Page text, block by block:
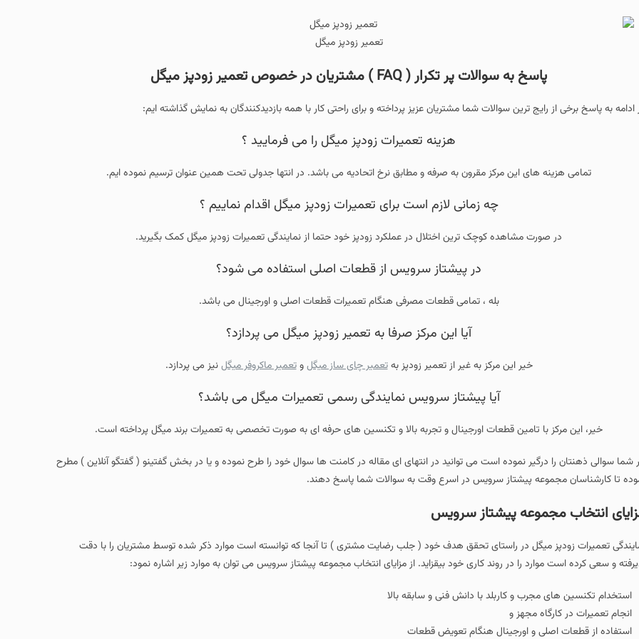
تعمیر زودپز میگل
پاسخ به سوالات پر تکرار ( FAQ ) مشتریان در خصوص تعمیر زودپز میگل
ادامه به پاسخ برخی از رایج ترین سوالات شما مشتریان عزیز پرداخته و برای راحتی کار با همه بازدیدکنندگان به نمایش گذاشته ایم:
هزینه تعمیرات زودپز میگل را می فرمایید ؟
تمامی هزینه های این مرکز مقرون به صرفه و مطابق نرخ اتحادیه می باشد. در انتها جدولی تحت همین عنوان ترسیم نموده ایم.
چه زمانی لازم است برای تعمیرات زودپز میگل اقدام نماییم ؟
در صورت مشاهده کوچک ترین اختلال در عملکرد زودپز خود حتما از نمایندگی تعمیرات زودپز میگل کمک بگیرید.
در پیشتاز سرویس از قطعات اصلی استفاده می شود؟
بله ، تمامی قطعات مصرفی هنگام تعمیرات قطعات اصلی و اورجینال می باشد.
آیا این مرکز صرفا به تعمیر زودپز میگل می پردازد؟
خیر این مرکز به غیر از تعمیر زودپز بهتعمیر چای ساز میگلوتعمیر ماکروفر میگلنیز می پردازد.
آیا پیشتاز سرویس نمایندگی رسمی تعمیرات میگل می باشد؟
خیر، این مرکز با تامین قطعات اورجینال و تجربه بالا و تکنسین های حرفه ای به صورت تخصصی به تعمیرات برند میگل پرداخته است.
شما سوالی ذهنتان را درگیر نموده است می توانید در انتهای ای مقاله در کامنت ها سوال خود را طرح نموده و یا در بخش گفتینو ( گفتگو آنلاین ) مطرح
تا کارشناسان مجموعه پیشتاز سرویس در اسرع وقت به سوالات شما پاسخ دهند.
انتخاب مجموعه پیشتاز سرویس
تعمیرات زودپز میگل در راستای تحقق هدف خود ( جلب رضایت مشتری ) تا آنجا که توانسته است موارد ذکر شده توسط مشتریان را با دقت
و سعی کرده است موارد را در روند کاری خود بیقزاید. از مزایای انتخاب مجموعه پیشتاز سرویس می توان به موارد زیر اشاره نمود:
استخدام تکنسین های مجرب و کاربلد با دانش فنی و سابقه بالا
انجام تعمیرات در کارگاه مجهز و
استفاده از قطعات اصلی و اورجینال هنگام تعویض قطعات